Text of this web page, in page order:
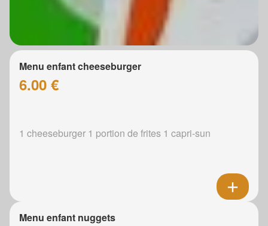
Menu enfant cheeseburger
6.00 €
1 cheeseburger 1 portion de frites 1 capri-sun
Menu enfant nuggets